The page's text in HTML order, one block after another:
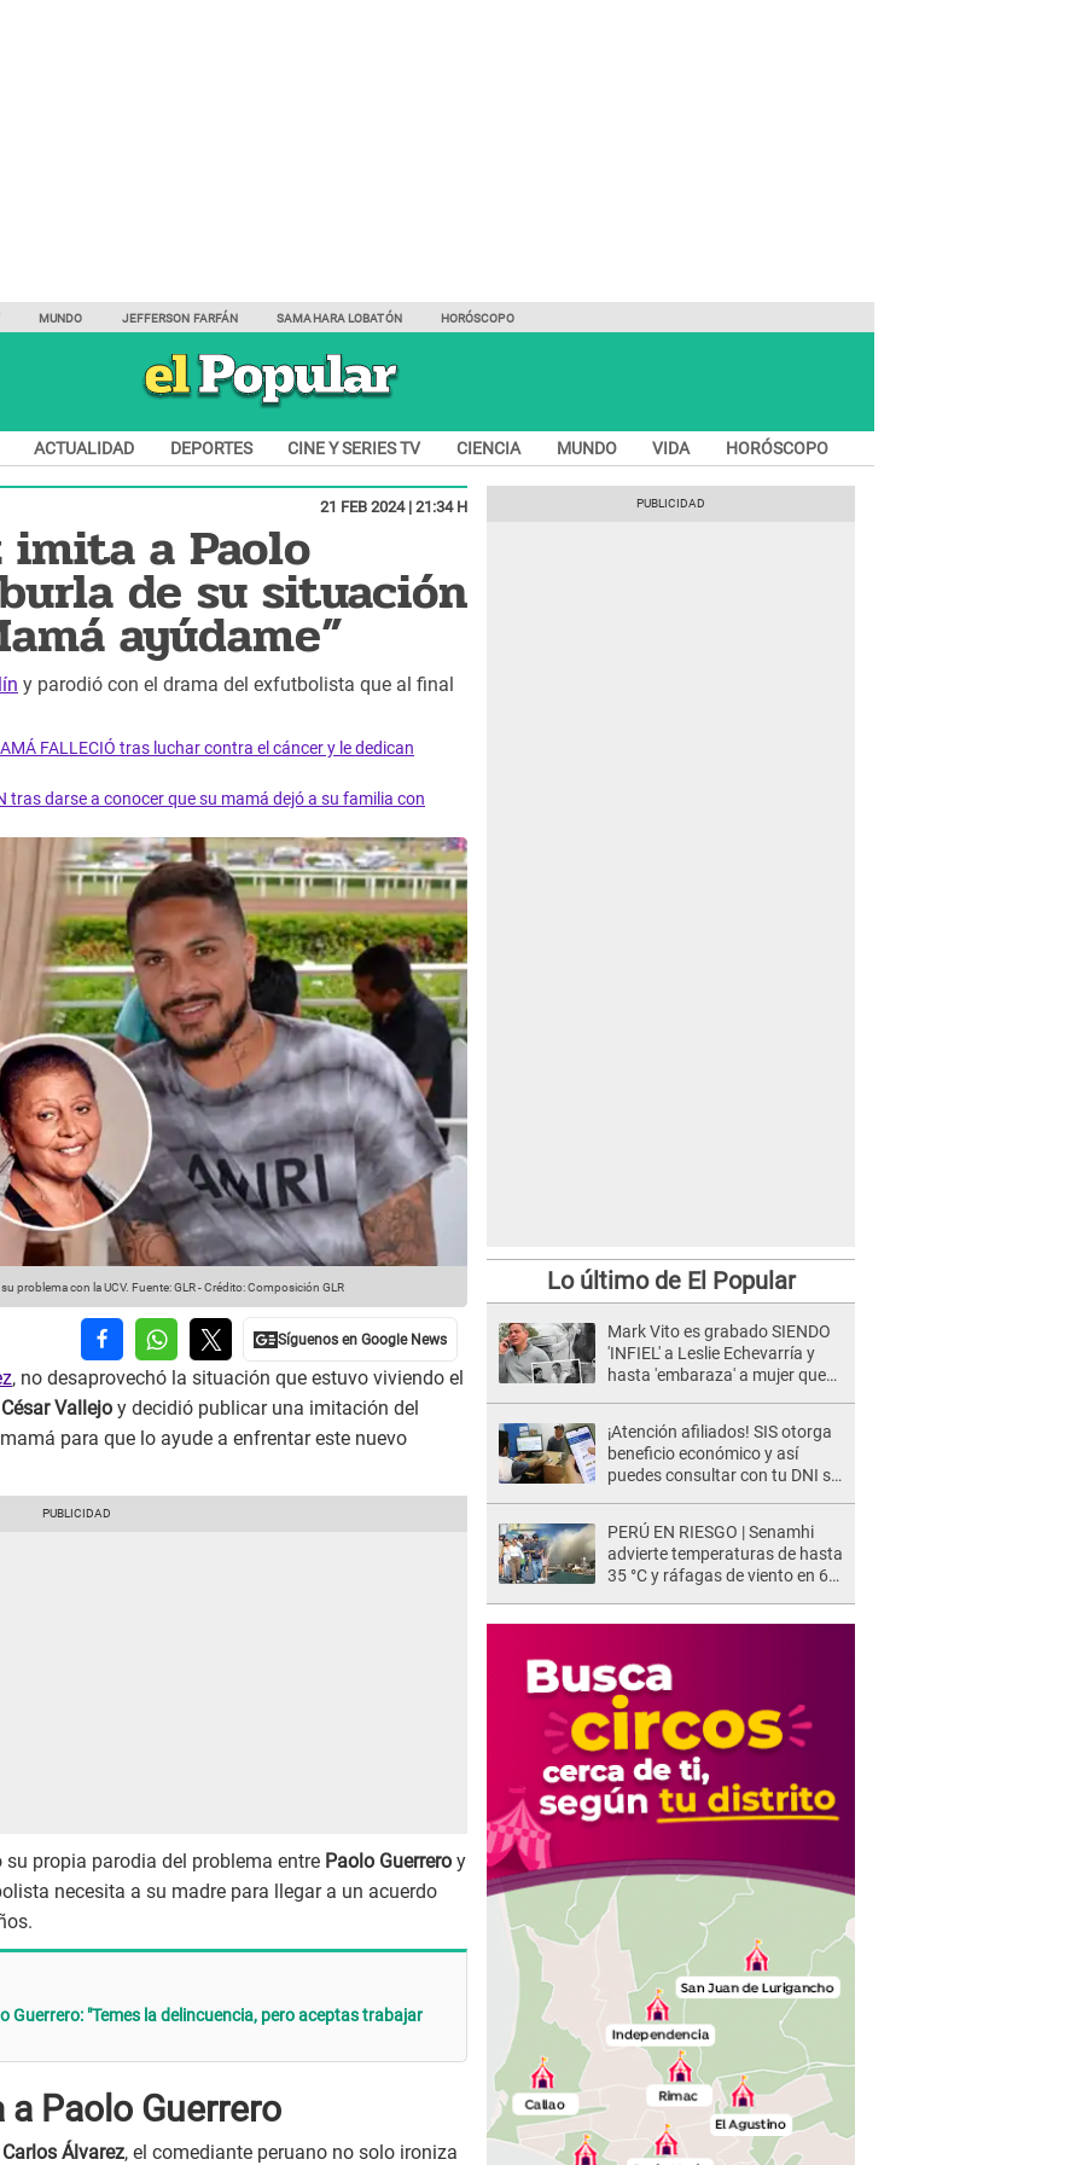
MUNDO JEFFERSON FARFÁN SAMAHARA LOBATÓN HORÓSCOPO
ACTUALIDAD DEPORTES CINE Y SERIES TV CIENCIA MUNDO VIDA HORÓSCOPO
21 FEB 2024 | 21:34 H
imita a Paolo
de su situación
ayúdame”
y parodió con el drama del exfutbolista que al final
FALLECIÓ tras luchar contra el cáncer y le dedican
tras darse a conocer que su mamá dejó a su familia con
problema con la UCV. Fuente: GLR-Crédito: Composición GLR
, no desaprovechó la situación que estuvo viviendo el
Vallejo y decidió publicar una imitación del
para que lo ayude a enfrentar este nuevo
su propia parodia del problema entre Paolo Guerrero y
necesita a su madre para llegar a un acuerdo
Guerrero: "Temes la delincuencia, pero aceptas trabajar
Paolo Guerrero
Carlos Álvarez, el comediante peruano no solo ironiza
Lo último de El Popular
Mark Vito es grabado SIENDO
'INFIEL' a Leslie Echevarría y
hasta 'embaraza' a mujer que
¡Atención afiliados! SIS otorga
beneficio económico y así
puedes consultar con tu DNI si
PERÚ EN RIESGO | Senamhi
advierte temperaturas de hasta
35 °C y ráfagas de viento en 6